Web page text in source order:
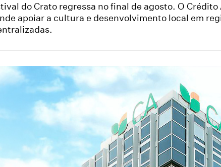
do Crato regressa no final de agosto. O
apoiar a cultura e desenvolvimento local em